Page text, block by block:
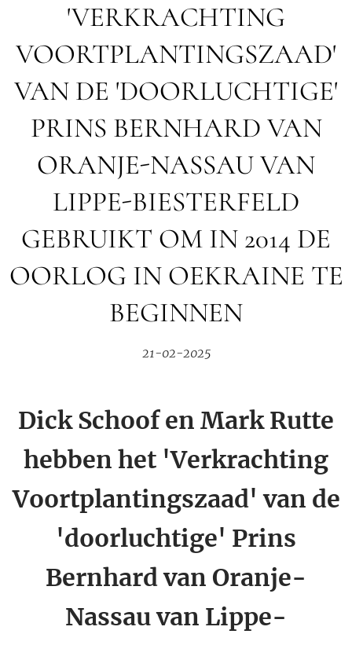
'VERKRACHTING
VOORTPLANTINGSZAAD'
VAN DE 'DOORLUCHTIGE'
PRINS BERNHARD VAN
ORANJE-NASSAU VAN
LIPPE-BIESTERFELD
GEBRUIKT OM IN 2014 DE
OORLOG IN OEKRAINE TE
BEGINNEN
21-02-2025
Dick Schoof en Mark Rutte
hebben het 'Verkrachting
Voortplantingszaad' van de
'doorluchtige' Prins
Bernhard van Oranje-
Nassau van Lippe-